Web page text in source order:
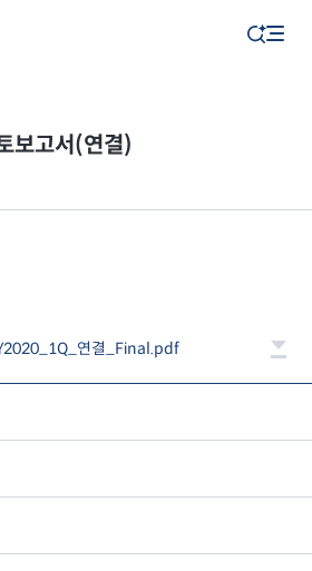
보고서(연결)
연결_Final.pdf